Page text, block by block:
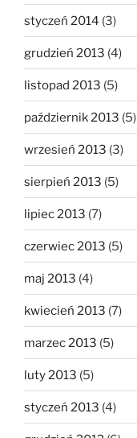
styczeń 2014 (3)
grudzień 2013 (4)
listopad 2013 (5)
październik 2013 (5)
wrzesień 2013 (3)
sierpień 2013 (5)
lipiec 2013 (7)
czerwiec 2013 (5)
maj 2013 (4)
kwiecień 2013 (7)
marzec 2013 (5)
luty 2013 (5)
styczeń 2013 (4)